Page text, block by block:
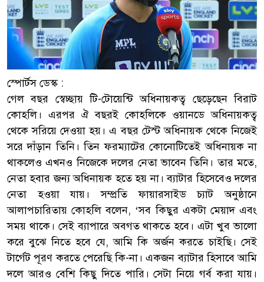
স্পোর্টস ডেস্ক :
গেল বছর স্বেচ্ছায় টি-টোয়েন্টি অধিনায়কত্ব ছেড়েছেন বিরাট
কোহলি। এরপর ঐ বছরই কোহলিকে ওয়ানডে অধিনায়কত্ব
থেকে সরিয়ে দেওয়া হয়। এ বছর টেস্ট অধিনায়ক থেকে নিজেই
সরে দাঁড়ান তিনি। তিন ফরম্যাটের কোনোটিতেই অধিনায়ক না
থাকলেও এখনও নিজেকে দলের নেতা ভাবেন তিনি। তার মতে,
নেতা হবার জন্য অধিনায়ক হতে হয় না। ব্যাটার হিসেবেও দলের
নেতা হওয়া যায়। সম্প্রতি ফায়ারসাইড চ্যাট অনুষ্ঠানে
আলাপচারিতায় কোহলি বলেন, ‘সব কিছুর একটা মেয়াদ এবং
সময় থাকে। সেই ব্যাপারে অবগত থাকতে হবে। এটা খুব ভালো
করে বুঝে নিতে হবে যে, আমি কি অর্জন করতে চাইছি। সেই
টার্গেট পূরণ করতে পেরেছি কি-না। একজন ব্যাটার হিসাবে আমি
দলে আরও বেশি কিছু দিতে পারি। সেটা নিয়ে গর্ব করা যায়।